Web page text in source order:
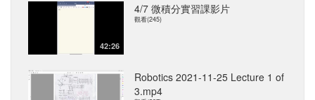
42:26
4/7 微積分實習課影片
觀看(245)
Robotics 2021-11-25 Lecture 1 of
3.mp4